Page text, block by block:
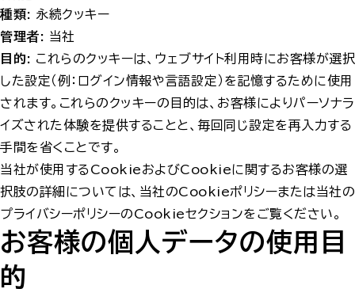
種類: 永続クッキー
管理者: 当社
目的: これらのクッキーは、ウェブサイト利用時にお客様が選択
した設定（例：ログイン情報や言語設定）を記憶するために使用
されます。これらのクッキーの目的は、お客様によりパーソナラ
イズされた体験を提供することと、毎回同じ設定を再入力する
手間を省くことです。
当社が使用するCookieおよびCookieに関するお客様の選
択肢の詳細については、当社のCookieポリシーまたは当社の
プライバシーポリシーのCookieセクションをご覧ください。
お客様の個人データの使用目
的